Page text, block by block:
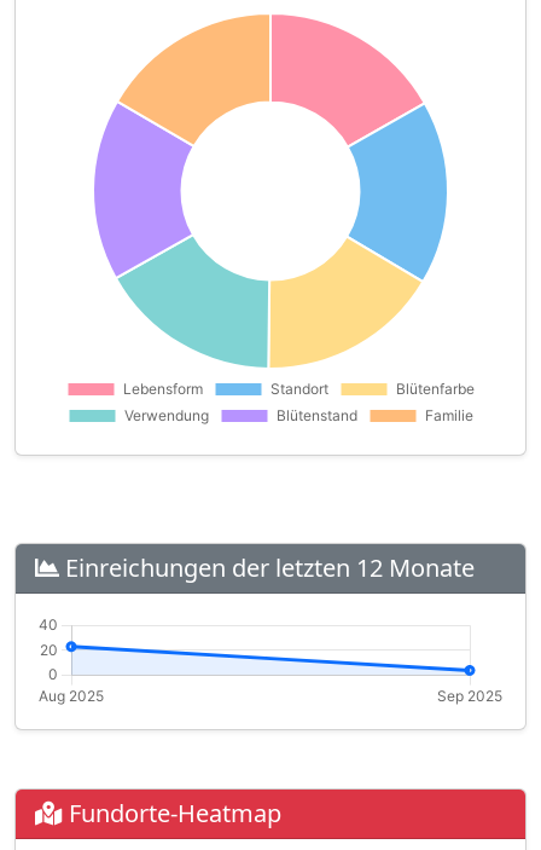
Einreichungen der letzten 12 Monate
Fundorte-Heatmap